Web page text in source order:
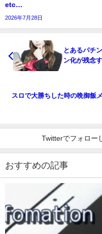
etc…
2026年7月28日
とあるパチ
ン化が残念す
スロで大勝ちした時の晩御飯
Twitterでフォロー
おすすめの記事